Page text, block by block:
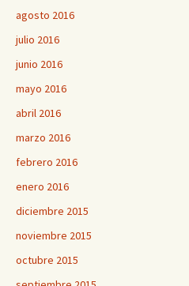
agosto 2016
julio 2016
junio 2016
mayo 2016
abril 2016
marzo 2016
febrero 2016
enero 2016
diciembre 2015
noviembre 2015
octubre 2015